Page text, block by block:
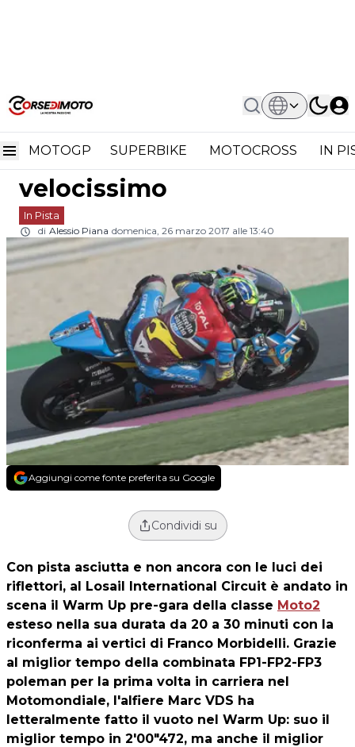
MOTOGP SUPERBIKE MOTOCROSS IN
Home In Pista
Moto2 Qatar Warm Up Franco
Moto2 Qatar Warm Up
Franco Morbidelli
velocissimo
In Pista
di Alessio Piana domenica, 26 marzo 2017 alle 13:40
Aggiungi come fonte preferita su Google
Condividi su
Con pista asciutta e non ancora con le luci dei
riflettori, al Losail International Circuit è andato in
scena il Warm Up pre-gara della classe Moto2
esteso nella sua durata da 20 a 30 minuti con la
riconferma ai vertici di Franco Morbidelli. Grazie
al miglior tempo della combinata FP1-FP2-FP3
poleman per la prima volta in carriera nel
Motomondiale, l'alfiere Marc VDS ha
letteralmente fatto il vuoto nel Warm Up: suo il
miglior tempo in 2'00"472, ma anche il miglior